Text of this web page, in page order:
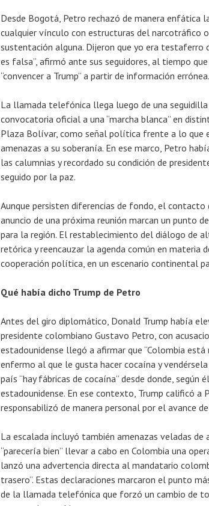
Desde Bogotá, Petro rechazó de manera enfática
cualquier vínculo con estructuras del narcotráfico
sustentación alguna. Dijeron que yo era testaferro
es falsa”, afirmó ante sus seguidores, al tiempo
“convencer a Trump” a partir de información errónea.
La llamada telefónica llega luego de una seguidilla
convocatoria oficial a una “marcha blanca” en
Plaza Bolívar, como señal política frente a lo que
amenazas a su soberanía. En ese marco, Petro
las calumnias y recordado su condición de
seguido por la paz.
Aunque persisten diferencias de fondo, el
anuncio de una próxima reunión marcan un punto
para la región. El restablecimiento del diálogo de
retórica y reencauzar la agenda común en materia
cooperación política, en un escenario continental
Qué había dicho Trump de Petro
Antes del giro diplomático, Donald Trump había
presidente colombiano Gustavo Petro, con
estadounidense llegó a afirmar que “Colombia
enfermo al que le gusta hacer cocaína y
país “hay fábricas de cocaína” desde donde,
estadounidense. En ese contexto, Trump calificó a
responsabilizó de manera personal por el avance
La escalada incluyó también amenazas veladas de
“parecería bien” llevar a cabo en Colombia una
lanzó una advertencia directa al mandatario
trasero”. Estas declaraciones marcaron el punto
de la llamada telefónica que forzó un cambio de